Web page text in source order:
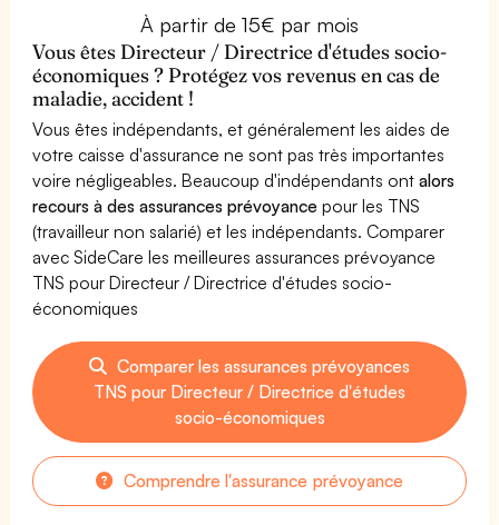
À partir de 15€ par mois
Vous êtes Directeur / Directrice d'études socio-
économiques ? Protégez vos revenus en cas de
maladie, accident !
Vous êtes indépendants, et généralement les aides de
votre caisse d'assurance ne sont pas très importantes
voire négligeables. Beaucoup d'indépendants ontalors
recours à des assurances prévoyance pour les TNS
(travailleur non salarié) et les indépendants. Comparer
avec SideCare les meilleures assurances prévoyance
TNS pour Directeur / Directrice d'études socio-
économiques
Comparer les assurances prévoyances
TNS pour Directeur / Directrice d'études
socio-économiques
Comprendre l'assurance prévoyance